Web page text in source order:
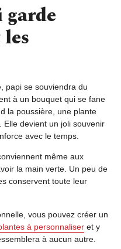
papi se souviendra du
à un bouquet qui se fane
la poussière, une plante
Elle devient un joli souvenir
avec le temps.
même aux
la main verte. Un peu de
conservent toute leur
vous pouvez créer un
à personnaliser et y
à aucun autre.